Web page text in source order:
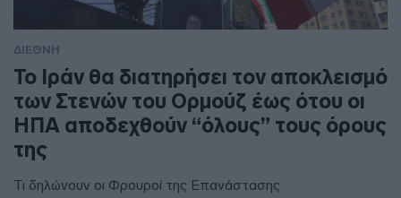
ΔΙΕΘΝΗ
To Ιράν θα διατηρήσει τον αποκλεισμό
των Στενών του Ορμούζ έως ότου οι
ΗΠΑ αποδεχθούν “όλους” τους όρους
της
Τι δηλώνουν οι Φρουροί της Επανάστασης